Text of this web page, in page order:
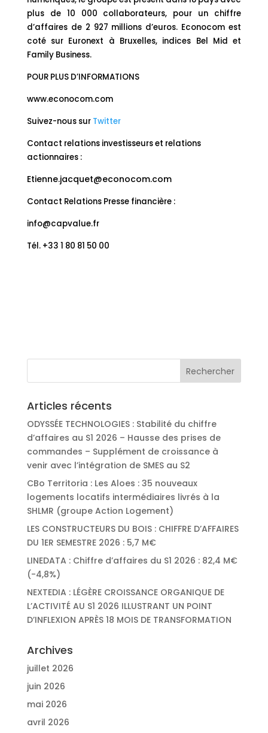
plus de 10 000 collaborateurs, pour un chiffre
d’affaires de 2 927 millions d’euros. Econocom est
coté sur Euronext à Bruxelles, indices Bel Mid et
Family Business.
POUR PLUS D’INFORMATIONS
www.econocom.com
Suivez-nous sur Twitter
Contact relations investisseurs et relations
actionnaires :
Etienne.jacquet@econocom.com
Contact Relations Presse financière :
info@capvalue.fr
Tél. +33 1 80 81 50 00
Articles récents
ODYSSÉE TECHNOLOGIES : Stabilité du chiffre
d’affaires au S1 2026 – Hausse des prises de
commandes – Supplément de croissance à
venir avec l’intégration de SMES au S2
CBo Territoria : Les Aloes : 35 nouveaux
logements locatifs intermédiaires livrés à la
SHLMR (groupe Action Logement)
LES CONSTRUCTEURS DU BOIS : CHIFFRE D’AFFAIRES
DU 1ER SEMESTRE 2026 : 5,7 M€
LINEDATA : Chiffre d’affaires du S1 2026 : 82,4 M€
(-4,8%)
NEXTEDIA : LÉGÈRE CROISSANCE ORGANIQUE DE
L’ACTIVITÉ AU S1 2026 ILLUSTRANT UN POINT
D’INFLEXION APRÈS 18 MOIS DE TRANSFORMATION
Archives
juillet 2026
juin 2026
mai 2026
avril 2026